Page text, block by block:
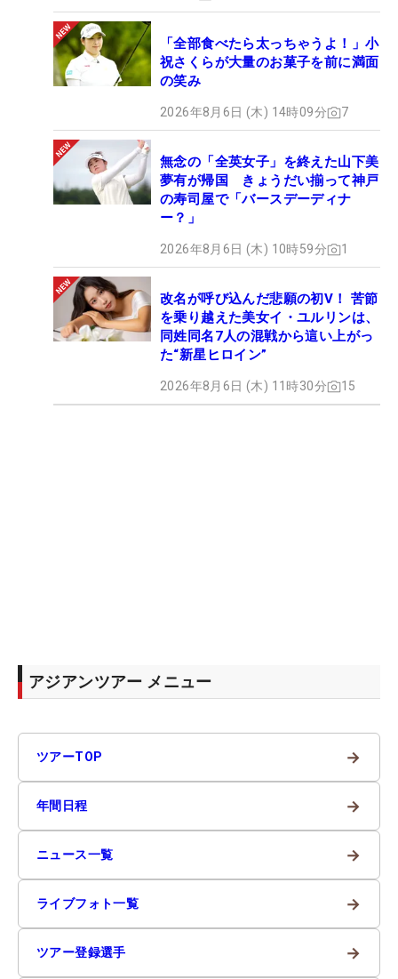
「全部食べたら太っちゃうよ！」小
祝さくらが大量のお菓子を前に満面
の笑み
2026年8月6日 (木) 14時09分 7
無念の「全英女子」を終えた山下美
夢有が帰国 きょうだい揃って神戸
の寿司屋で「バースデーディナ
ー？」
2026年8月6日 (木) 10時59分 1
改名が呼び込んだ悲願の初V！ 苦節
を乗り越えた美女イ・ユルリンは、
同姓同名7人の混戦から這い上がっ
た“新星ヒロイン”
2026年8月6日 (木) 11時30分 15
アジアンツアー メニュー
ツアーTOP →
年間日程 →
ニュース一覧 →
ライブフォト一覧 →
ツアー登録選手 →